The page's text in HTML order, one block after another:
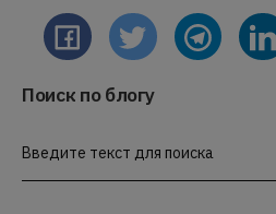
Поиск по блогу
Введите текст для поиска